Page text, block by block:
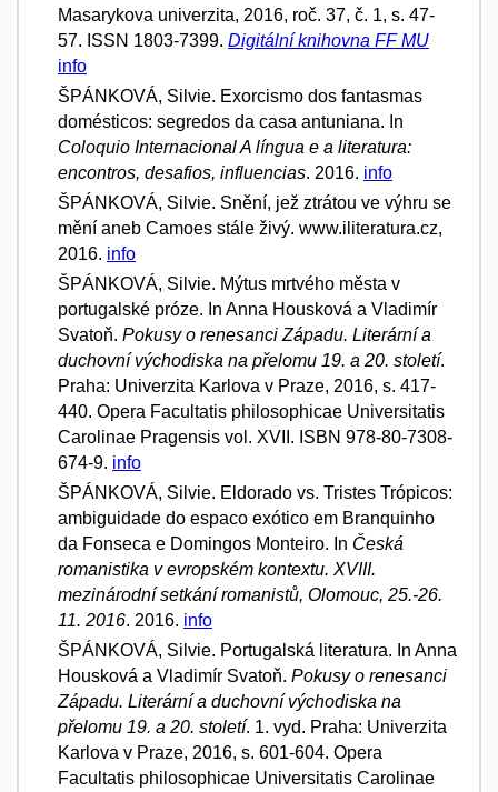
Masarykova univerzita, 2016, roč. 37, č. 1, s. 47-
57. ISSN 1803-7399. Digitální knihovna FF MU
info
ŠPÁNKOVÁ, Silvie. Exorcismo dos fantasmas
domésticos: segredos da casa antuniana. In
Coloquio Internacional A língua e a literatura:
encontros, desafios, influencias. 2016. info
ŠPÁNKOVÁ, Silvie. Snění, jež ztrátou ve výhru se
mění aneb Camoes stále živý. www.iliteratura.cz,
2016. info
ŠPÁNKOVÁ, Silvie. Mýtus mrtvého města v
portugalské próze. In Anna Housková a Vladimír
Svatoň. Pokusy o renesanci Západu. Literární a
duchovní východiska na přelomu 19. a 20. století.
Praha: Univerzita Karlova v Praze, 2016, s. 417-
440. Opera Facultatis philosophicae Universitatis
Carolinae Pragensis vol. XVII. ISBN 978-80-7308-
674-9. info
ŠPÁNKOVÁ, Silvie. Eldorado vs. Tristes Trópicos:
ambiguidade do espaco exótico em Branquinho
da Fonseca e Domingos Monteiro. In Česká
romanistika v evropském kontextu. XVIII.
mezinárodní setkání romanistů, Olomouc, 25.-26.
11. 2016. 2016. info
ŠPÁNKOVÁ, Silvie. Portugalská literatura. In Anna
Housková a Vladimír Svatoň. Pokusy o renesanci
Západu. Literární a duchovní východiska na
přelomu 19. a 20. století. 1. vyd. Praha: Univerzita
Karlova v Praze, 2016, s. 601-604. Opera
Facultatis philosophicae Universitatis Carolinae